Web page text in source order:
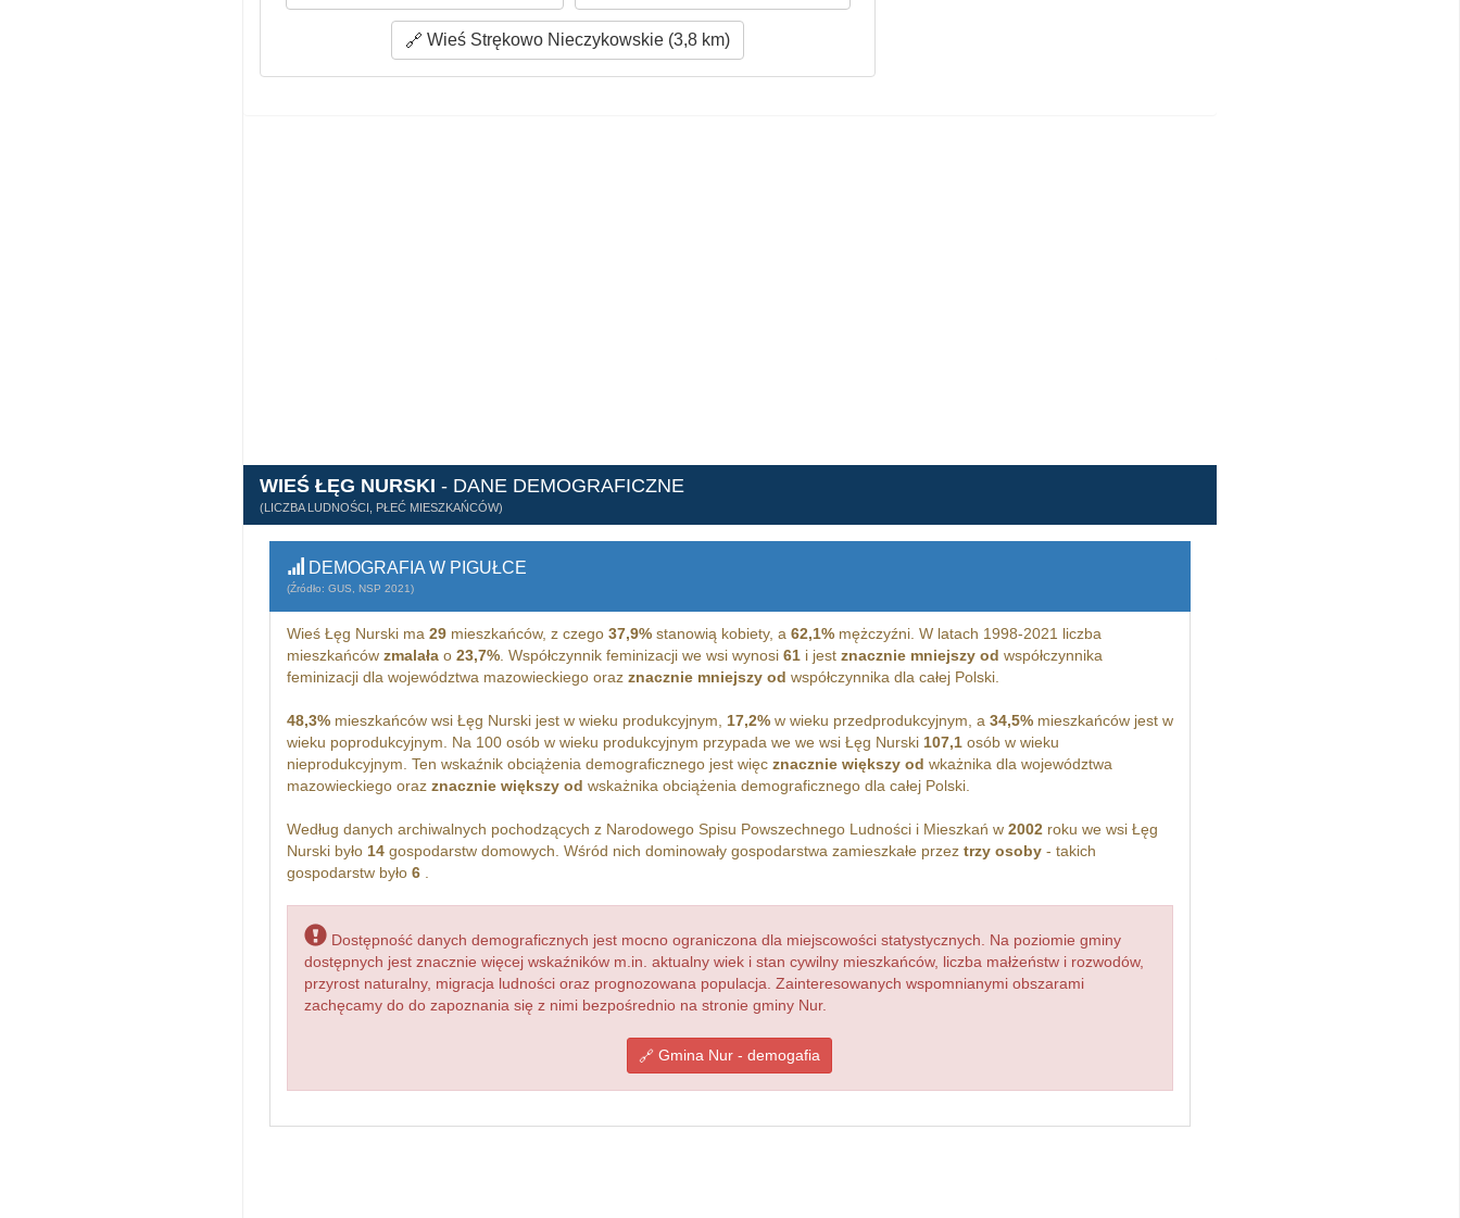
Wieś Strękowo Nieczykowskie (3,8 km)
WIEŚ ŁĘG NURSKI - DANE DEMOGRAFICZNE
(LICZBA LUDNOŚCI, PŁEĆ MIESZKAŃCÓW)
DEMOGRAFIA W PIGUŁCE
(Źródło: GUS, NSP 2021)
Wieś Łęg Nurski ma 29mieszkańców, z czego 37,9%stanowią kobiety, a 62,1%mężczyźni. W latach 1998-2021 liczba
mieszkańców zmalałao 23,7%. Współczynnik feminizacji we wsi wynosi 61i jest znacznie mniejszy od współczynnika
feminizacji dla województwa mazowieckiego oraz znacznie mniejszy od współczynnika dla całej Polski.
48,3%mieszkańców wsi Łęg Nurski jest w wieku produkcyjnym, 17,2%w wieku przedprodukcyjnym, a 34,5%mieszkańców jest w
wieku poprodukcyjnym. Na 100 osób w wieku produkcyjnym przypada we we wsi Łęg Nurski 107,1osób w wieku
nieprodukcyjnym. Ten wskaźnik obciążenia demograficznego jest więc znacznie większy od wkażnika dla województwa
mazowieckiego oraz znacznie większy od wskażnika obciążenia demograficznego dla całej Polski.
Według danych archiwalnych pochodzących z Narodowego Spisu Powszechnego Ludności i Mieszkań w 2002roku we wsi Łęg
Nurski było 14gospodarstw domowych. Wśród nich dominowały gospodarstwa zamieszkałe przez trzy osoby- takich
gospodarstw było 6.
Dostępność danych demograficznych jest mocno ograniczona dla miejscowości statystycznych. Na poziomie gminy
dostępnych jest znacznie więcej wskaźników m.in. aktualny wiek i stan cywilny mieszkańców, liczba małżeństw i rozwodów,
przyrost naturalny, migracja ludności oraz prognozowana populacja. Zainteresowanych wspomnianymi obszarami
zachęcamy do do zapoznania się z nimi bezpośrednio na stronie gminy Nur.
Gmina Nur - demogafia